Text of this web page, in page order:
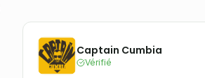
Captain Cumbia
Vérifié